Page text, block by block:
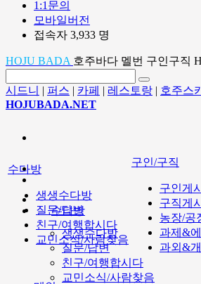
1:1문의
모바일버전
접속자 3,933 명
HOJU BADA 호주바다 멜번 구인구직
시드니 | 퍼스 | 카페 | 레스토랑 | 호주스
HOJUBADA.NET
수다방
생생수다방
질문/답변
친구/여행합시다
교민소식/사람찾음
수다방
생생수다방
질문/답변
친구/여행합시다
교민소식/사람찾음
구인/구직
구인게
구직게
농장/공
과제&에
과외&